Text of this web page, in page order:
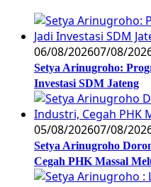
06/08/202607/08/
Setya Arinugroho:
Investasi SDM Jateng
05/08/202607/08/
Setya Arinugroho
Cegah PHK Massal